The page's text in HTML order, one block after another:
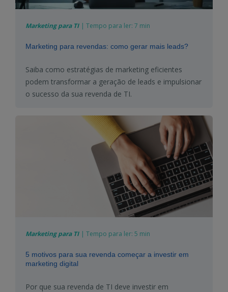
Marketing para TI | Tempo para ler: 7 min
Marketing para revendas: como gerar mais leads?
Saiba como estratégias de marketing eficientes
podem transformar a geração de leads e impulsionar
o sucesso da sua revenda de TI.
Marketing para TI | Tempo para ler: 5 min
5 motivos para sua revenda começar a investir em
marketing digital
Por que sua revenda de TI deve investir em